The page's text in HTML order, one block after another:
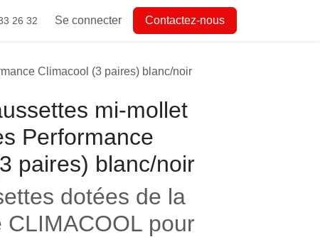
26 32 Se connecter Contactez-nous
Climacool (3 paires) blanc/noir
mi-mollet
Performance
paires) blanc/noir
dotées de la
CLIMACOOL pour